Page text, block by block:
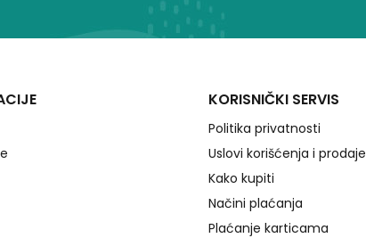
KORISNIČKI SERVIS
Politika privatnosti
Uslovi korišćenja i prodaje
Kako kupiti
Načini plaćanja
Plaćanje karticama